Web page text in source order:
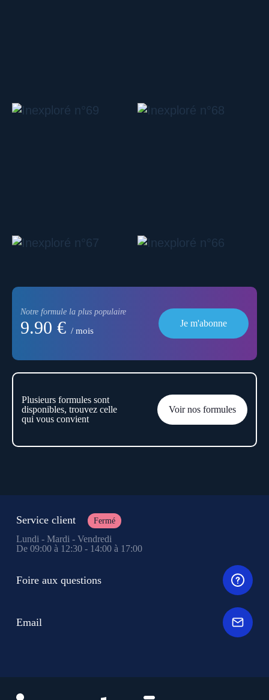
Notre formule la plus populaire
9.90 € / mois
Je m'abonne
Plusieurs formules sont
disponibles, trouvez celle
qui vous convient
Voir nos formules
Service client Fermé
Lundi - Mardi - Vendredi
De 09:00 à 12:30 - 14:00 à 17:00
Foire aux questions
Email